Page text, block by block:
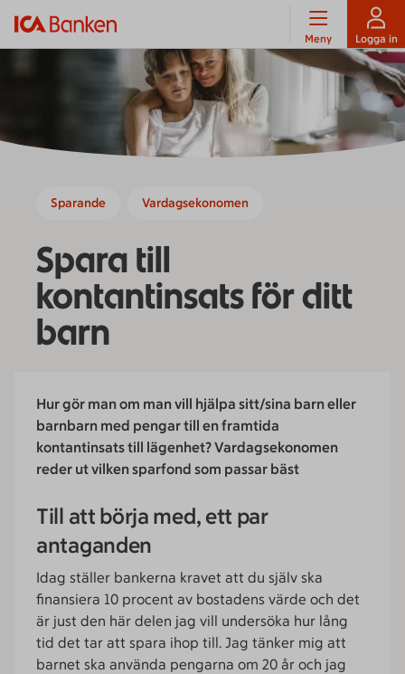
Meny Logga in
Sparande Vardagsekonomen
Spara till
kontantinsats för ditt
barn
Hur gör man om man vill hjälpa sitt/sina barn eller
barnbarn med pengar till en framtida
kontantinsats till lägenhet? Vardagsekonomen
reder ut vilken sparfond som passar bäst
Till att börja med, ett par
antaganden
Idag ställer bankerna kravet att du själv ska
finansiera 10 procent av bostadens värde och det
är just den här delen jag vill undersöka hur lång
tid det tar att spara ihop till. Jag tänker mig att
barnet ska använda pengarna om 20 år och jag